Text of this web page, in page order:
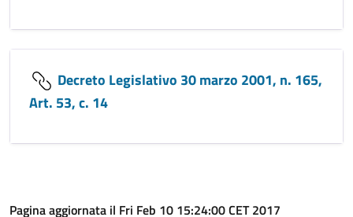
Decreto Legislativo 30 marzo 2001, n. 165,
Art. 53, c. 14
Pagina aggiornata il Fri Feb 10 15:24:00 CET 2017